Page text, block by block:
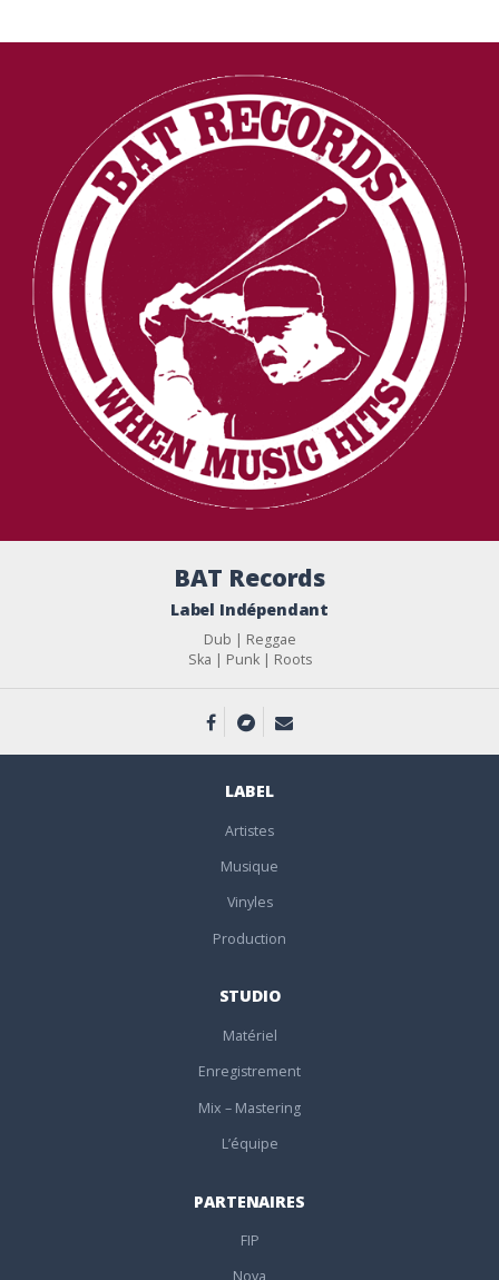
BAT Records
Label Indépendant
Dub | Reggae
Ska | Punk | Roots
LABEL
Artistes
Musique
Vinyles
Production
STUDIO
Matériel
Enregistrement
Mix – Mastering
L’équipe
PARTENAIRES
FIP